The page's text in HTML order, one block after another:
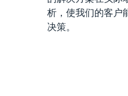
析，使我们的客户
决策。